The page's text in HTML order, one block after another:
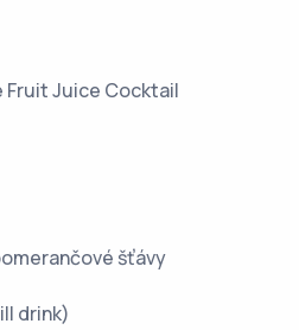
Fruit Juice Cocktail
šťávy
drink)